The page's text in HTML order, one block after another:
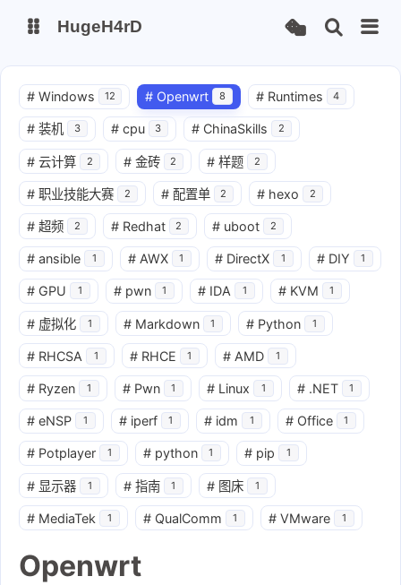
博客 云盘主线
云盘备线
Gitee Page Github Page
HugeH4rD
# Windows 12 # Openwrt 8 # Runtimes 4
# 装机 3 # cpu 3 # ChinaSkills 2
# 云计算 2 # 金砖 2 # 样题 2
# 职业技能大赛 2 # 配置单 2 # hexo 2
# 超频 2 # Redhat 2 # uboot 2
# ansible 1 # AWX 1 # DirectX 1 # DIY 1
# GPU 1 # pwn 1 # IDA 1 # KVM 1
# 虚拟化 1 # Markdown 1 # Python 1
# RHCSA 1 # RHCE 1 # AMD 1
# Ryzen 1 # Pwn 1 # Linux 1 # .NET 1
# eNSP 1 # iperf 1 # idm 1 # Office 1
# Potplayer 1 # python 1 # pip 1
# 显示器 1 # 指南 1 # 图床 1
# MediaTek 1 # QualComm 1 # VMware 1
Openwrt